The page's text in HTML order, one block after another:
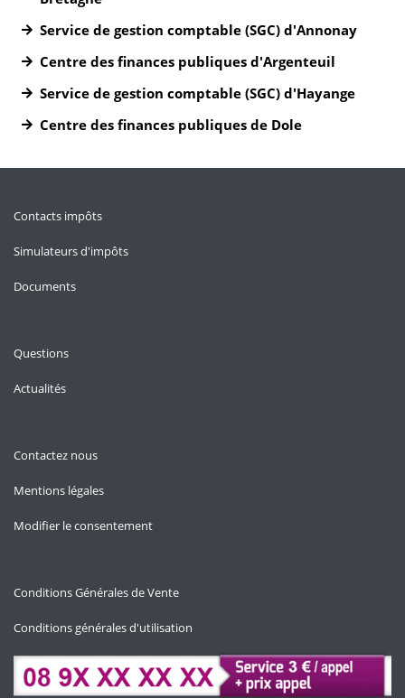
Service de gestion comptable (SGC) d'Annonay
Centre des finances publiques d'Argenteuil
Service de gestion comptable (SGC) d'Hayange
Centre des finances publiques de Dole
Contacts impôts
Simulateurs d'impôts
Documents
Questions
Actualités
Contactez nous
Mentions légales
Modifier le consentement
Conditions Générales de Vente
Conditions générales d'utilisation